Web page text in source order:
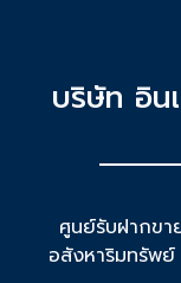
บริษัท อิน
ศูนย์รับฝากข
อสังหาริมทรัพ